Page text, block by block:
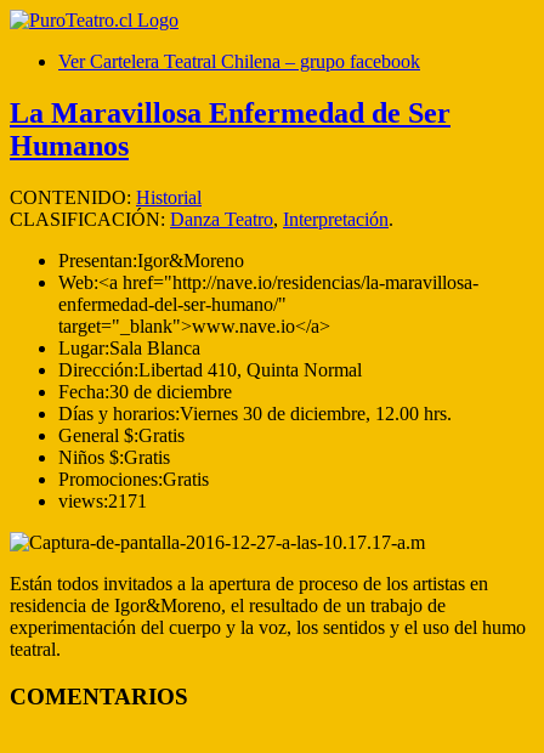
Ver Cartelera Teatral Chilena – grupo facebook
La Maravillosa Enfermedad de Ser
Humanos
CONTENIDO: Historial
CLASIFICACIÓN: Danza Teatro, Interpretación.
Presentan:Igor&Moreno
Web:<a href="http://nave.io/residencias/la-maravillosa-
enfermedad-del-ser-humano/"
target="_blank">www.nave.io</a>
Lugar:Sala Blanca
Dirección:Libertad 410, Quinta Normal
Fecha:30 de diciembre
Días y horarios:Viernes 30 de diciembre, 12.00 hrs.
General $:Gratis
Niños $:Gratis
Promociones:Gratis
views:2171
Están todos invitados a la apertura de proceso de los artistas en
residencia de Igor&Moreno, el resultado de un trabajo de
experimentación del cuerpo y la voz, los sentidos y el uso del humo
teatral.
COMENTARIOS